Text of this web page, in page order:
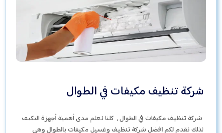
شركة تنظيف مكيفات في الطوال
شركة تنظيف مكيفات في الطوال , كلنا نعلم مدى أهمية أجهزة التكيف
لذلك نقدم لكم افضل شركة تنظيف وغسيل مكيفات بالطوال وهي